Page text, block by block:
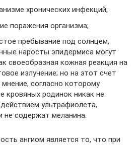
хронических инфекций;
поражения организма;
пребывание под солнцем,
наросты эпидермиса могут
своеобразная кожная реакция на
излучение; но на этот счет
мнение, согласно которому
кровяных родинок никак не
ультрафиолета,
не содержат меланина.
ангиом является то, что при